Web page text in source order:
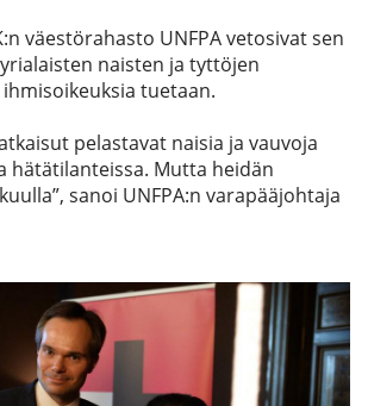
väestörahasto UNFPA vetosivat sen
naisten ja tyttöjen
tuetaan.
pelastavat naisia ja vauvoja
hätätilanteissa. Mutta heidän
sanoi UNFPA:n varapääjohtaja